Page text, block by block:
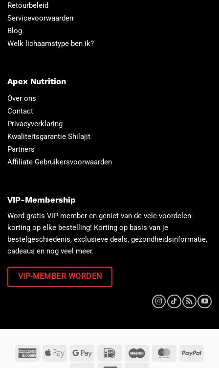
Retourbeleid
Servicevoorwaarden
Blog
Welk lichaamstype ben ik?
Apex Nutrition
Over ons
Contact
Privacyverklaring
Kwaliteitsgarantie Shilajit
Partners
Affiliate Gebruikersvoorwaarden
VIP-Membership
Word gratis VIP-member en geniet van de vele voordelen:
korting op elke bestelling! Korting op basis van je
bestelgeschiedenis, exclusieve deals, gezondheidsinformatie,
cadeaus en nog veel meer.
VIP-MEMBER WORDEN